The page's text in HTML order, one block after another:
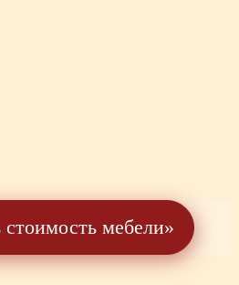
стоимость мебели»